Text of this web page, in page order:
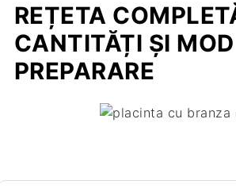
REȚETA
CANTITĂȚI ȘI
PREPARARE